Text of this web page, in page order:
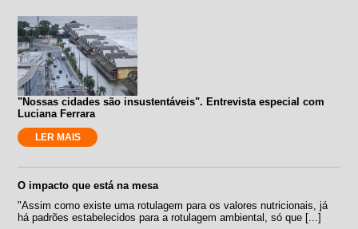
"Nossas cidades são insustentáveis". Entrevista especial com
Luciana Ferrara
LER MAIS
O impacto que está na mesa
"Assim como existe uma rotulagem para os valores nutricionais, já
há padrões estabelecidos para a rotulagem ambiental, só que [...]